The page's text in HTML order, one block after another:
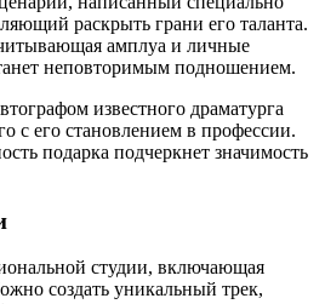
раскрыть грани его таланта.
амплуа и личные
неповторимым подношением.
известного драматурга
с его становлением в профессии.
подарка подчеркнет значимость
студии, включающая
создать уникальный трек,